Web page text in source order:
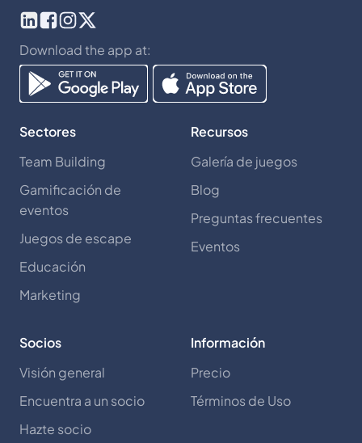
Download the app at:
Sectores
Team Building
Gamificación de
eventos
Juegos de escape
Educación
Marketing
Recursos
Galería de juegos
Blog
Preguntas frecuentes
Eventos
Socios
Visión general
Encuentra a un socio
Hazte socio
Información
Precio
Términos de Uso